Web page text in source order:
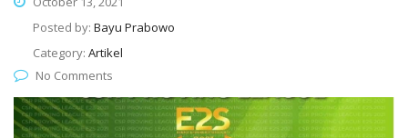
Posted by: Bayu Prabowo
Category: Artikel
No Comments